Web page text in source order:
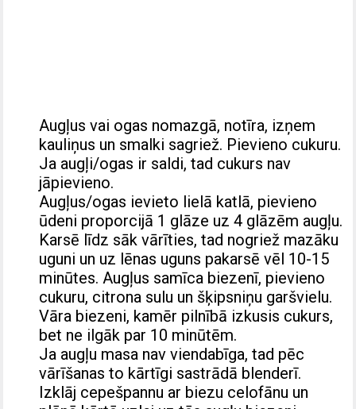
Augļus vai ogas nomazgā, notīra, izņem
kauliņus un smalki sagriež. Pievieno cukuru.
Ja augļi/ogas ir saldi, tad cukurs nav
jāpievieno.
Augļus/ogas ievieto lielā katlā, pievieno
ūdeni proporcijā 1 glāze uz 4 glāzēm augļu.
Karsē līdz sāk vārīties, tad nogriež mazāku
uguni un uz lēnas uguns pakarsē vēl 10-15
minūtes. Augļus samīca biezenī, pievieno
cukuru, citrona sulu un šķipsniņu garšvielu.
Vāra biezeni, kamēr pilnībā izkusis cukurs,
bet ne ilgāk par 10 minūtēm.
Ja augļu masa nav viendabīga, tad pēc
vārīšanas to kārtīgi sastrādā blenderī.
Izklāj cepešpannu ar biezu celofānu un